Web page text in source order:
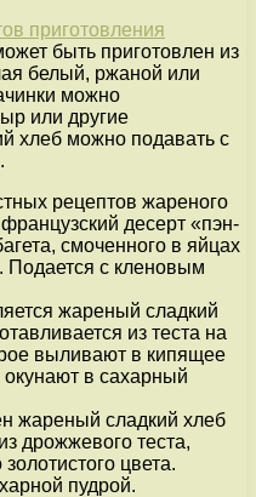
приготовления
быть приготовлен из
белый, ржаной или
можно
или другие
хлеб можно подавать с
рецептов жареного
десерт «пэн-
смоченного в яйцах
Подается с кленовым
жареный сладкий
из теста на
выливают в кипящее
в сахарный
жареный сладкий хлеб
дрожжевого теста,
цвета.
пудрой.